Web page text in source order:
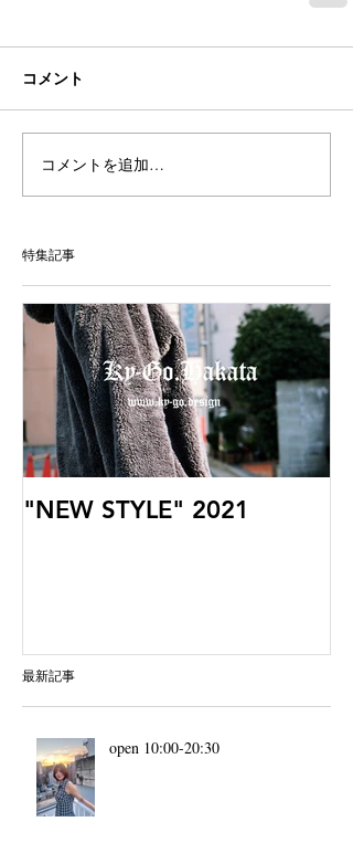
コメント
コメントを追加…
特集記事
"NEW STYLE" 2021
最新記事
open 10:00-20:30